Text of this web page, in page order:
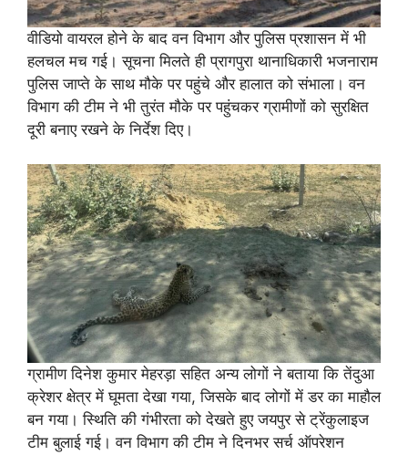
वीडियो वायरल होने के बाद वन विभाग और पुलिस प्रशासन में भी
हलचल मच गई। सूचना मिलते ही प्रागपुरा थानाधिकारी भजनाराम
पुलिस जाप्ते के साथ मौके पर पहुंचे और हालात को संभाला। वन
विभाग की टीम ने भी तुरंत मौके पर पहुंचकर ग्रामीणों को सुरक्षित
दूरी बनाए रखने के निर्देश दिए।
ग्रामीण दिनेश कुमार मेहरड़ा सहित अन्य लोगों ने बताया कि तेंदुआ
क्रेशर क्षेत्र में घूमता देखा गया, जिसके बाद लोगों में डर का माहौल
बन गया। स्थिति की गंभीरता को देखते हुए जयपुर से ट्रेंकुलाइज
टीम बुलाई गई। वन विभाग की टीम ने दिनभर सर्च ऑपरेशन